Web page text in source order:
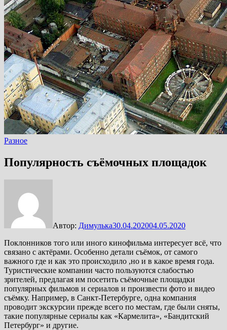
Разное
Популярность съёмочных площадок
Автор: Димулька30.04.202004.05.2020
Поклонников того или иного кинофильма интересует всё, что
связано с актёрами. Особенно детали съёмок, от самого
важного где и как это происходило ,но и в какое время года.
Туристические компании часто пользуются слабостью
зрителей, предлагая им посетить съёмочные площадки
популярных фильмов и сериалов и произвести фото и видео
съёмку. Например, в Санкт-Петербурге, одна компания
проводит экскурсии прежде всего по местам, где были сняты,
такие популярные сериалы как «Кармелита», «Бандитский
Петербург» и другие.